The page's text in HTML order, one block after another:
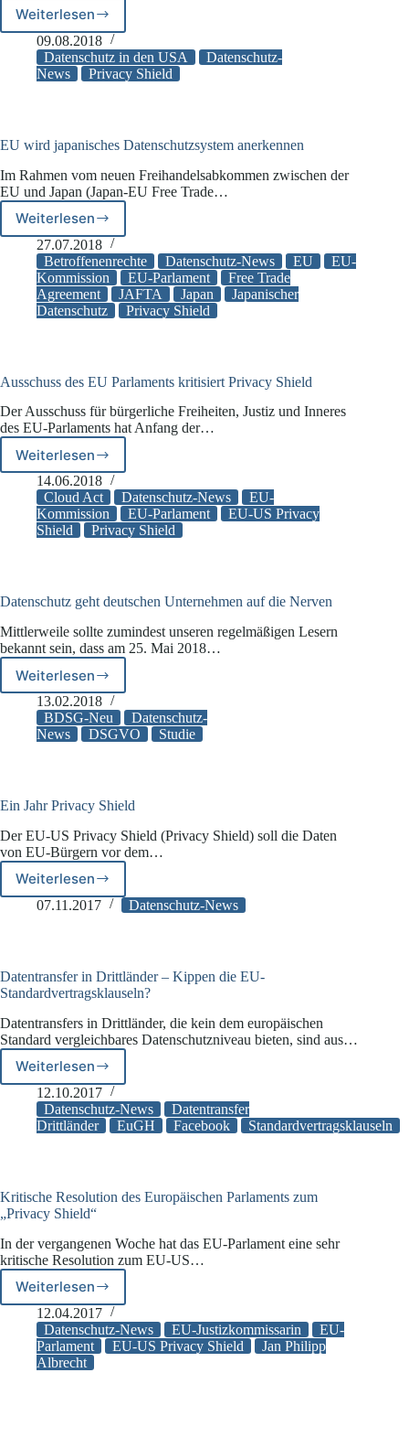
WeiterlesenDatenschutz
in
den
USA:
neues
09.08.2018
Datenschutz in den USA
Datenschutz-
News
Privacy Shield
EU wird japanisches Datenschutzsystem anerkennen
Im Rahmen vom neuen Freihandelsabkommen zwischen der
EU und Japan (Japan-EU Free Trade…
Weiterlesen
EU
wird
japanisches
Datenschutzsystem
anerkennen
27.07.2018
Betroffenenrechte
Datenschutz-News EU
EU-
Kommission
EU-Parlament
Free Trade
Agreement
JAFTA Japan
Japanischer
Datenschutz
Privacy Shield
Ausschuss des EU Parlaments kritisiert Privacy Shield
Der Ausschuss für bürgerliche Freiheiten, Justiz und Inneres
des EU-Parlaments hat Anfang der…
WeiterlesenAusschuss
des
EU
Parlaments
kritisiert
14.06.2018
Cloud Act
Datenschutz-News
EU-
Kommission
EU-Parlament
EU-US Privacy
Shield
Privacy Shield
Datenschutz geht deutschen Unternehmen auf die Nerven
Mittlerweile sollte zumindest unseren regelmäßigen Lesern
bekannt sein, dass am 25. Mai 2018…
WeiterlesenDatenschutz
geht
deutschen
Unternehmen
13.02.2018
BDSG-Neu
Datenschutz-
News
DSGVO Studie
Ein Jahr Privacy Shield
Der EU-US Privacy Shield (Privacy Shield) soll die Daten
von EU-Bürgern vor dem…
Weiterlesen
Ein
Jahr
07.11.2017 Datenschutz-News
Datentransfer in Drittländer – Kippen die EU-
Standardvertragsklauseln?
Datentransfers in Drittländer, die kein dem europäischen
Standard vergleichbares Datenschutzniveau bieten, sind aus…
WeiterlesenDatentransfer
in
Drittländer
–
Standardvertragsklauseln?
12.10.2017
Datenschutz-News
Datentransfer
Drittländer
EuGH Facebook Standardvertragsklauseln
Kritische Resolution des Europäischen Parlaments zum
„Privacy Shield“
In der vergangenen Woche hat das EU-Parlament eine sehr
kritische Resolution zum EU-US…
Weiterlesen
Kritische
Resolution
des
Europäischen
Parlaments
12.04.2017
Datenschutz-News
EU-Justizkommissarin
EU-
Parlament
EU-US Privacy Shield
Jan Philipp
Albrecht